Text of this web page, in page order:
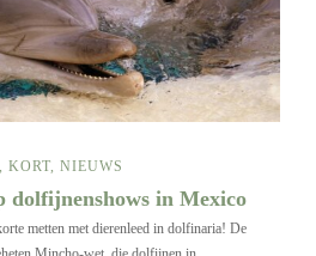
, KORT, NIEUWS
dolfijnenshows in Mexico
metten met dierenleed in dolfinaria! De